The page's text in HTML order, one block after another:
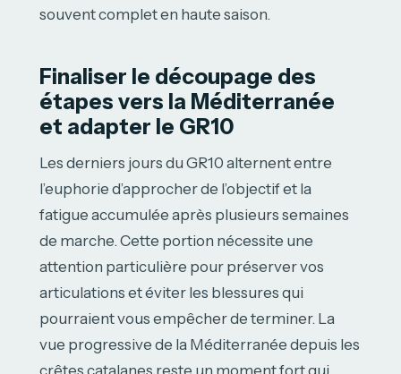
souvent complet en haute saison.
Finaliser le découpage des
étapes vers la Méditerranée
et adapter le GR10
Les derniers jours du GR10 alternent entre
l’euphorie d’approcher de l’objectif et la
fatigue accumulée après plusieurs semaines
de marche. Cette portion nécessite une
attention particulière pour préserver vos
articulations et éviter les blessures qui
pourraient vous empêcher de terminer. La
vue progressive de la Méditerranée depuis les